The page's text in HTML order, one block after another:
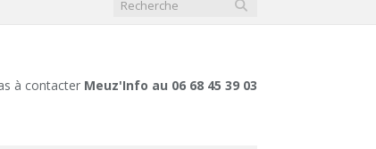
à contacter Meuz'Info au 06 68 45 39 03